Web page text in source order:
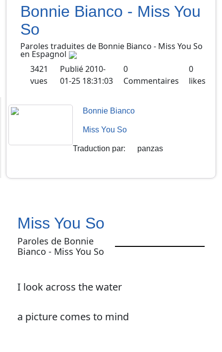
Bonnie Bianco - Miss You
So
Paroles traduites de Bonnie Bianco - Miss You So
en Espagnol
3421
vues
Publié2010-
01-25 18:31:03
0
Commentaires
0
likes
Bonnie Bianco
Miss You So
Traduction par: panzas
Miss You So
Paroles de Bonnie
Bianco - Miss You So
I look across the water
a picture comes to mind